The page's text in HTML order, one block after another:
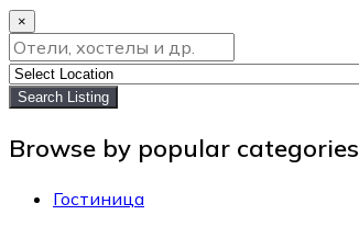
×
Search Listing
Browse by popular categories
Гостиница